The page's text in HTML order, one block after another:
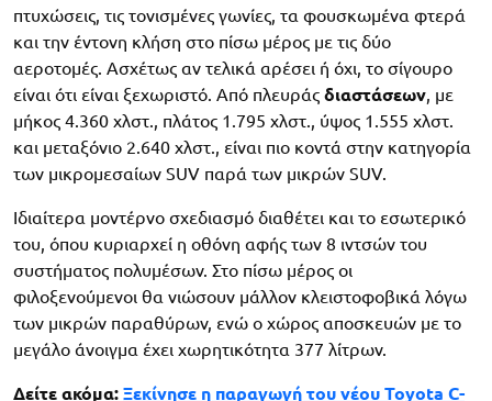
πτυχώσεις, τις τονισμένες γωνίες, τα φουσκωμένα φτερά
και την έντονη κλήση στο πίσω μέρος με τις δύο
αεροτομές. Ασχέτως αν τελικά αρέσει ή όχι, το σίγουρο
είναι ότι είναι ξεχωριστό. Από πλευράς διαστάσεων, με
μήκος 4.360 χλστ., πλάτος 1.795 χλστ., ύψος 1.555 χλστ.
και μεταξόνιο 2.640 χλστ., είναι πιο κοντά στην κατηγορία
των μικρομεσαίων SUV παρά των μικρών SUV.
Ιδιαίτερα μοντέρνο σχεδιασμό διαθέτει και το εσωτερικό
του, όπου κυριαρχεί η οθόνη αφής των 8 ιντσών του
συστήματος πολυμέσων. Στο πίσω μέρος οι
φιλοξενούμενοι θα νιώσουν μάλλον κλειστοφοβικά λόγω
των μικρών παραθύρων, ενώ ο χώρος αποσκευών με το
μεγάλο άνοιγμα έχει χωρητικότητα 377 λίτρων.
Δείτε ακόμα: Ξεκίνησε η παραγωγή του νέου Toyota C-